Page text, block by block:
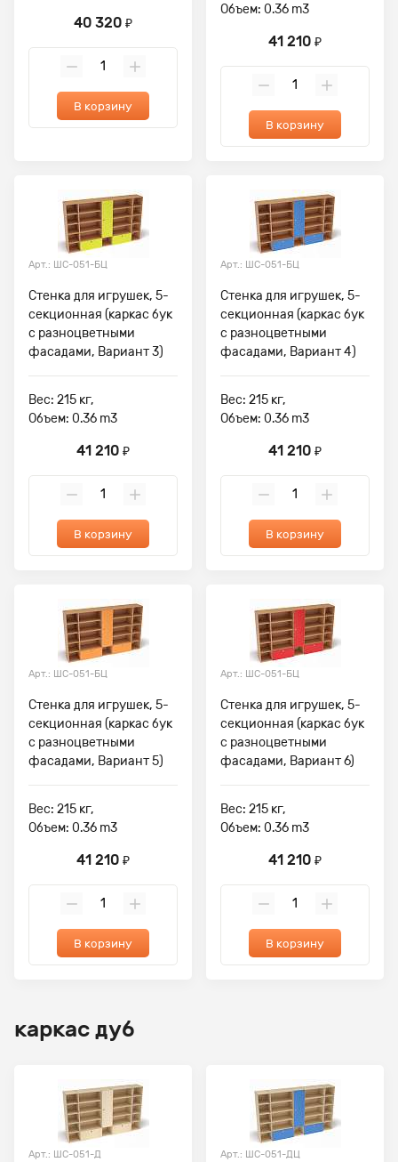
40 320 ₽
В корзину
Объем: 0.36 m3
41 210 ₽
В корзину
Арт.: ШС-051-БЦ
Стенка для игрушек, 5-
секционная (каркас бук
с разноцветными
фасадами, Вариант 3)
Вес: 215 кг,
Объем: 0.36 m3
41 210 ₽
В корзину
Арт.: ШС-051-БЦ
Стенка для игрушек, 5-
секционная (каркас бук
с разноцветными
фасадами, Вариант 4)
Вес: 215 кг,
Объем: 0.36 m3
41 210 ₽
В корзину
Арт.: ШС-051-БЦ
Стенка для игрушек, 5-
секционная (каркас бук
с разноцветными
фасадами, Вариант 5)
Вес: 215 кг,
Объем: 0.36 m3
41 210 ₽
В корзину
Арт.: ШС-051-БЦ
Стенка для игрушек, 5-
секционная (каркас бук
с разноцветными
фасадами, Вариант 6)
Вес: 215 кг,
Объем: 0.36 m3
41 210 ₽
В корзину
каркас дуб
Арт.: ШС-051-Д Арт.: ШС-051-ДЦ